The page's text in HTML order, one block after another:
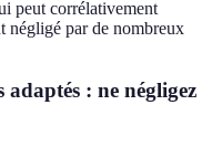
peut corrélativement
négligé par de nombreux
: ne négligez